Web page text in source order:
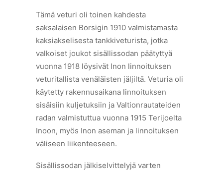
Tämä veturi oli toinen kahdesta
saksalaisen Borsigin 1910 valmistamasta
kaksiakselisesta tankkiveturista, jotka
valkoiset joukot sisällissodan päätyttyä
vuonna 1918 löysivät Inon linnoituksen
veturitallista venäläisten jäljiltä. Veturia oli
käytetty rakennusaikana linnoituksen
sisäisiin kuljetuksiin ja Valtionrautateiden
radan valmistuttua vuonna 1915 Terijoelta
Inoon, myös Inon aseman ja linnoituksen
väliseen liikenteeseen.
Sisällissodan jälkiselvittelyjä varten